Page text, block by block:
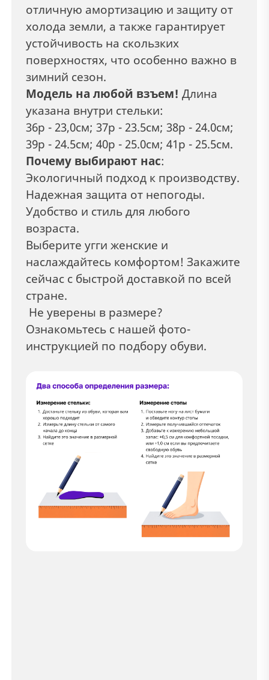
отличную амортизацию и защиту от
холода земли, а также гарантирует
устойчивость на скользких
поверхностях, что особенно важно в
зимний сезон.
Модель на любой взъем! Длина
указана внутри стельки:
36р - 23,0см; 37р - 23.5см; 38р - 24.0см;
39р - 24.5см; 40р - 25.0см; 41р - 25.5см.
Почему выбирают нас:
Экологичный подход к производству.
Надежная защита от непогоды.
Удобство и стиль для любого
возраста.
Выберите угги женские и
наслаждайтесь комфортом! Закажите
сейчас с быстрой доставкой по всей
стране.
Не уверены в размере?
Ознакомьтесь с нашей фото-
инструкцией по подбору обуви.